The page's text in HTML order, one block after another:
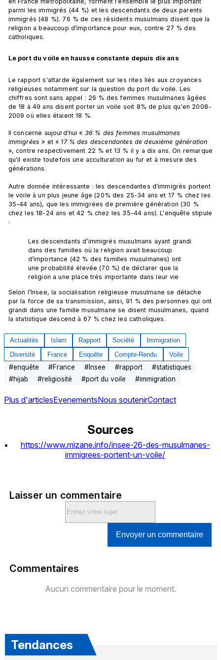
parmi les immigrés (44 %) et les descendants de deux parents
immigrés (48 %). 76 % de ces résidents musulmans disent que la
religion a beaucoup d’importance pour eux, contre 27 % des
catholiques.
Le port du voile en hausse constante depuis dix ans
Le rapport s'attarde également sur les rites liés aux croyances
religieuses notamment sur la question du port du voile. Les
chiffres sont sans appel : 26 % des femmes musulmanes âgées
de 18 à 49 ans disent porter un voile soit 8% de plus qu'en 2008-
2009 où elles étaient 18 %.
Il concerne aujourd'hui « 36 % des femmes musulmanes
immigrées » et « 17 % des descendantes de deuxième génération
», contre respectivement 22 % et 13 % il y a dix ans. On remarque
qu'il existe toutefois une acculturation au fur et à mesure des
générations.
Autre donnée intéressante : les descendantes d'immigrés portent
le voile à un plus jeune âge (20% des 25-34 ans et 17 % chez les
35-44 ans), que les immigrées de première génération (30 %
chez les 18-24 ans et 42 % chez les 35-44 ans). L'enquête stipule
:
Les descendants d’immigrés musulmans ayant grandi
dans des familles où la religion avait beaucoup
d’importance (42 % des familles musulmanes) ont
une probabilité élevée (70 %) de déclarer que la
religion a une place très importante dans leur vie
Selon l’Insee, la socialisation religieuse musulmane se détache
par la force de sa transmission, ainsi, 91 % des personnes qui ont
grandi dans une famille musulmane se disent musulmanes, quand
la statistique descend à 67 % chez les catholiques.
Actualités Islam Rapport Société
Immigration
Diversité
France Enquête Compte-Rendu Voile
#enquête #France #Insee #rapport #statistiques
#hijab #religiosité #port du voile #immigration
Plus d'articlesEvenementsNous soutenirContact
Sources
https://www.mizane.info/insee-26-des-musulmanes-
immigrees-portent-un-voile/
Laisser un commentaire
Envoyer un commentaire
Commentaires
Aucun commentaire pour le moment.
Tendances